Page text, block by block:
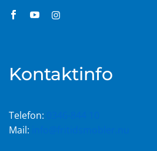
Kontaktinfo
Telefon:
Mail: